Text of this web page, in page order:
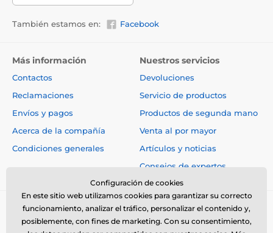
También estamos en: Facebook
Más información
Contactos
Reclamaciones
Envíos y pagos
Acerca de la compañía
Condiciones generales
Nuestros servicios
Devoluciones
Servicio de productos
Productos de segunda mano
Venta al por mayor
Artículos y noticias
Consejos de expertos
Configuración de cookies
En este sitio web utilizamos cookies para garantizar su correcto
funcionamiento, analizar el tráfico, personalizar el contenido y,
posiblemente, con fines de marketing. Con su consentimiento,